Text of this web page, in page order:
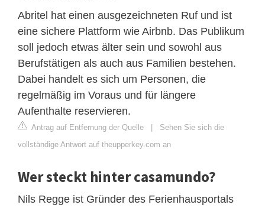
Abritel hat einen ausgezeichneten Ruf und ist
eine sichere Plattform wie Airbnb. Das Publikum
soll jedoch etwas älter sein und sowohl aus
Berufstätigen als auch aus Familien bestehen.
Dabei handelt es sich um Personen, die
regelmäßig im Voraus und für längere
Aufenthalte reservieren.
Antrag auf Entfernung der Quelle | Sehen Sie sich die
vollständige Antwort auf theupperkey.com an
Wer steckt hinter casamundo?
Nils Regge ist Gründer des Ferienhausportals